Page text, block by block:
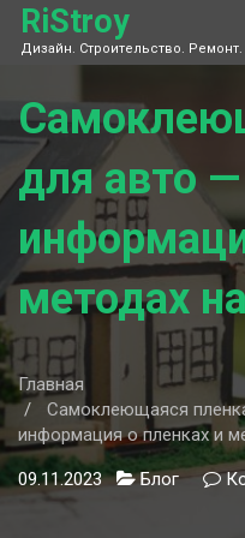
Skip
content
RiStroy
Дизайн. Строительство.
для авто
методах
Главная
Самоклеющаяся
информация о пленках и
09.11.2023 Блог